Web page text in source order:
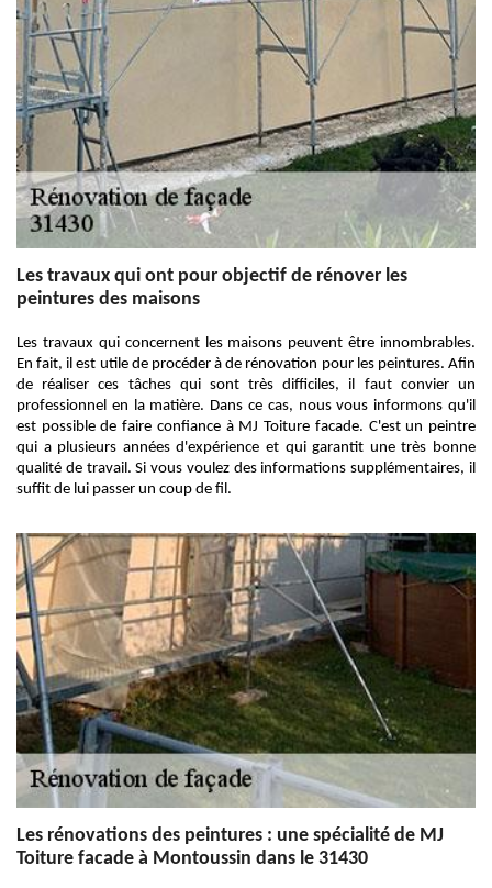
Les travaux qui ont pour objectif de rénover les
peintures des maisons
Les travaux qui concernent les maisons peuvent être innombrables.
En fait, il est utile de procéder à de rénovation pour les peintures. Afin
de réaliser ces tâches qui sont très difficiles, il faut convier un
professionnel en la matière. Dans ce cas, nous vous informons qu'il
est possible de faire confiance à MJ Toiture facade. C'est un peintre
qui a plusieurs années d'expérience et qui garantit une très bonne
qualité de travail. Si vous voulez des informations supplémentaires, il
suffit de lui passer un coup de fil.
Les rénovations des peintures : une spécialité de MJ
Toiture facade à Montoussin dans le 31430